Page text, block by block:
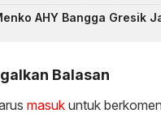
AHY Bangga Gresik
Balasan
masuk untuk